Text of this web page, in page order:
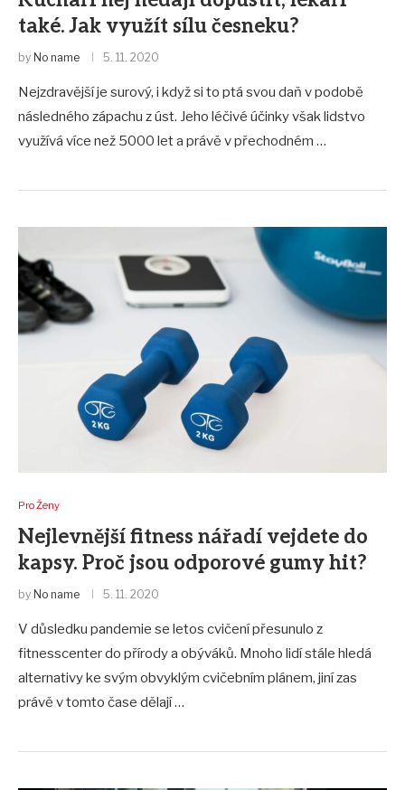
také. Jak využít sílu česneku?
by No name 5. 11. 2020
Nejzdravější je surový, i když si to ptá svou daň v podobě
následného zápachu z úst. Jeho léčivé účinky však lidstvo
využívá více než 5000 let a právě v přechodném …
Pro Ženy
Nejlevnější fitness nářadí vejdete do
kapsy. Proč jsou odporové gumy hit?
by No name 5. 11. 2020
V důsledku pandemie se letos cvičení přesunulo z
fitnesscenter do přírody a obýváků. Mnoho lidí stále hledá
alternativy ke svým obvyklým cvičebním plánem, jiní zas
právě v tomto čase dělají …